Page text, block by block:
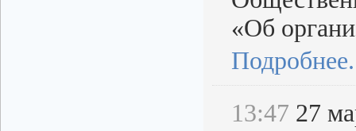
«Об
13:47 27